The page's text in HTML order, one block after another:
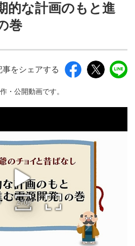
的な計画のもと進
巻
事をシェアする
・公開動画です。